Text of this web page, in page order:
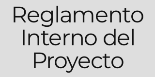
Reglamento
Interno del
Proyecto